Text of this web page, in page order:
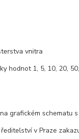
vnitra
hodnot 1, 5, 10, 20,
grafickém schematu
v Praze